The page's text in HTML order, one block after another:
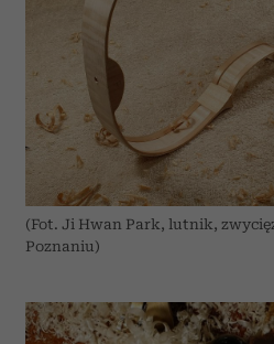
(Fot. Ji Hwan Park, lutnik,
Poznaniu)